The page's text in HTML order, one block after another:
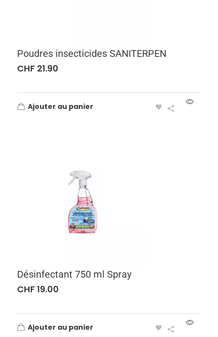
Poudres insecticides SANITERPEN
CHF 21.90
Ajouter au panier
Désinfectant 750 ml Spray
CHF 19.00
Ajouter au panier